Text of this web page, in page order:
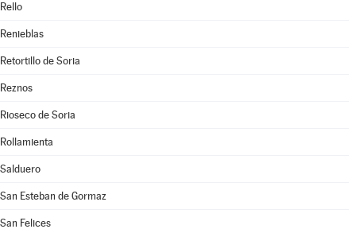
Rello
Renieblas
Retortillo de Soria
Reznos
Rioseco de Soria
Rollamienta
Salduero
San Esteban de Gormaz
San Felices